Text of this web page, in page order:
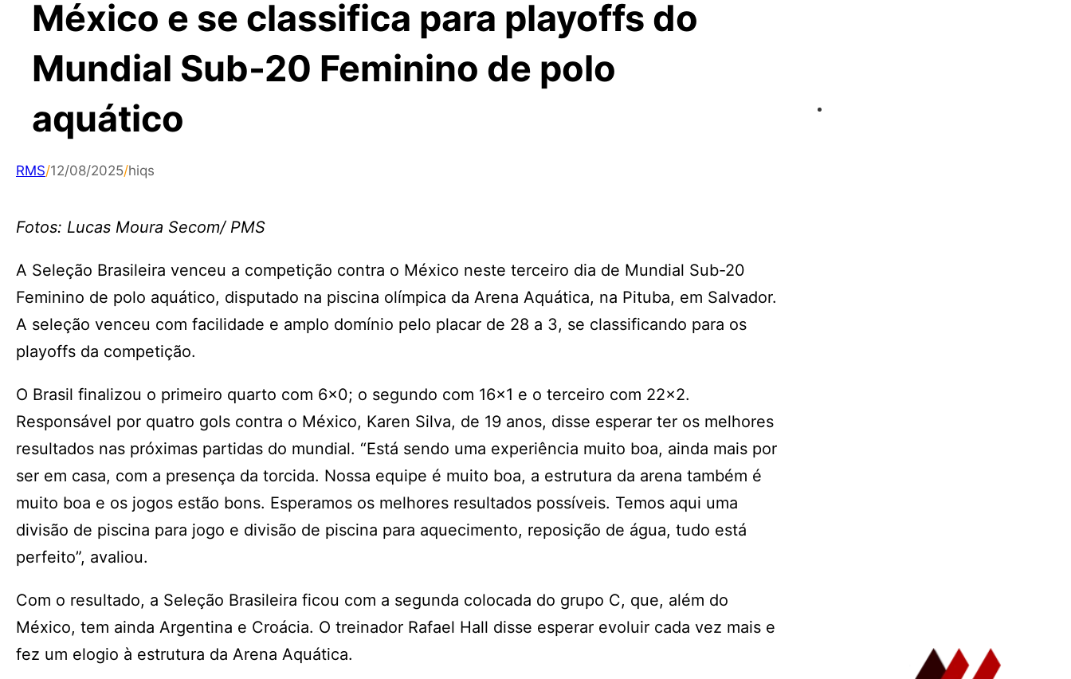
México e se classifica para playoffs do
Mundial Sub-20 Feminino de polo
aquático
RMS/12/08/2025/hiqs
Fotos: Lucas Moura Secom/ PMS
A Seleção Brasileira venceu a competição contra o México neste terceiro dia de Mundial Sub-20
Feminino de polo aquático, disputado na piscina olímpica da Arena Aquática, na Pituba, em Salvador.
A seleção venceu com facilidade e amplo domínio pelo placar de 28 a 3, se classificando para os
playoffs da competição.
O Brasil finalizou o primeiro quarto com 6×0; o segundo com 16×1 e o terceiro com 22×2.
Responsável por quatro gols contra o México, Karen Silva, de 19 anos, disse esperar ter os melhores
resultados nas próximas partidas do mundial. “Está sendo uma experiência muito boa, ainda mais por
ser em casa, com a presença da torcida. Nossa equipe é muito boa, a estrutura da arena também é
muito boa e os jogos estão bons. Esperamos os melhores resultados possíveis. Temos aqui uma
divisão de piscina para jogo e divisão de piscina para aquecimento, reposição de água, tudo está
perfeito”, avaliou.
Com o resultado, a Seleção Brasileira ficou com a segunda colocada do grupo C, que, além do
México, tem ainda Argentina e Croácia. O treinador Rafael Hall disse esperar evoluir cada vez mais e
fez um elogio à estrutura da Arena Aquática.